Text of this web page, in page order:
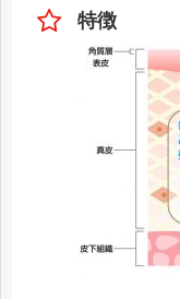
特徴